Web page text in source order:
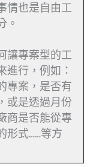
情也是自由工
。
讓專案型的工
進行，例如：
專案，是否有
或是透過月份
商是否能從專
形式……等方